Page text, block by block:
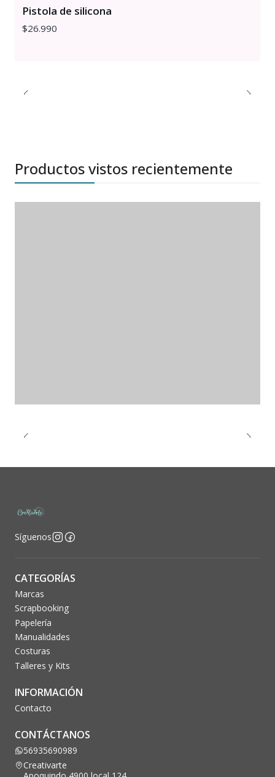
Pistola de silicona
$26.990
Productos vistos recientemente
Síguenos
CATEGORÍAS
Marcas
Scrapbooking
Papelería
Manualidades
Costuras
Talleres y Kits
INFORMACIÓN
Contacto
CONTÁCTANOS
56935690989
Creativarte